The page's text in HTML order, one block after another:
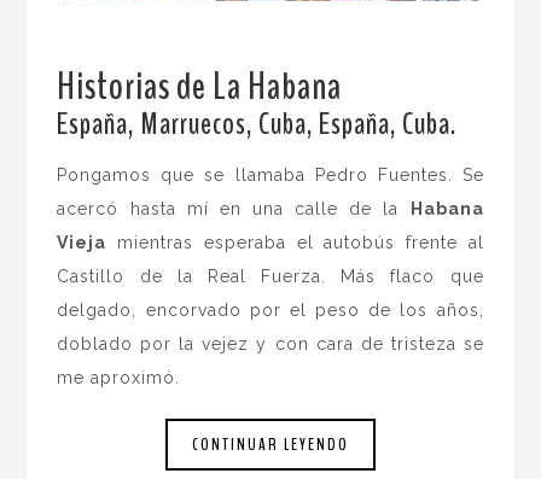
Historias de La Habana
España, Marruecos, Cuba, España, Cuba.
Pongamos que se llamaba Pedro Fuentes. Se
acercó hasta mí en una calle de la
Habana
Vieja mientras esperaba el autobús frente al
Castillo de la Real Fuerza. Más flaco que
delgado, encorvado por el peso de los años,
doblado por la vejez y con cara de tristeza se
me aproximó.
CONTINUAR LEYENDO